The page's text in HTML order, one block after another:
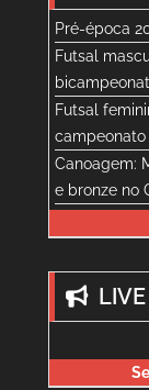
Pré-época
Futsal
Futsal
campeonato
Canoagem:
e bronze no
LIVE